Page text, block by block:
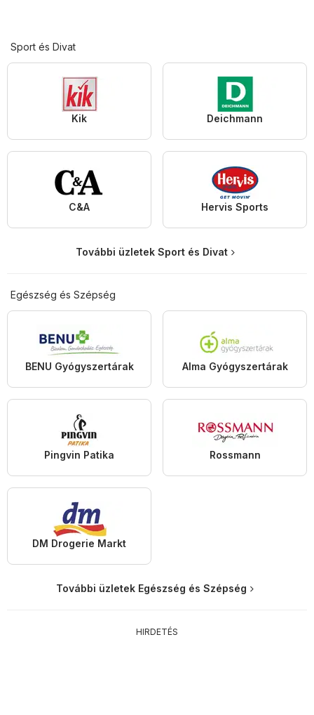
Sport és Divat
Kik Deichmann
C&A Hervis Sports
További üzletek Sport és Divat
Egészség és Szépség
BENU Gyógyszertárak Alma Gyógyszertárak
Pingvin Patika Rossmann
DM Drogerie Markt
További üzletek Egészség és Szépség
HIRDETÉS